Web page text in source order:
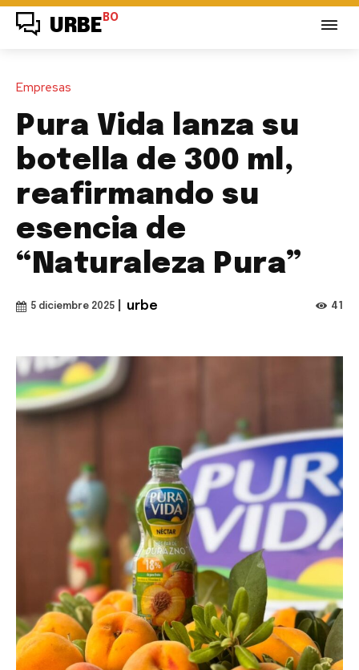
URBE BO
Empresas
Pura Vida lanza su
botella de 300 ml,
reafirmando su
esencia de
“Naturaleza Pura”
5 diciembre 2025 urbe 41